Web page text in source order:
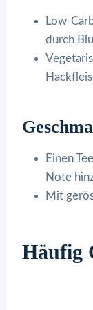
Low-
durch
Einen
Note
Mit
Häufig